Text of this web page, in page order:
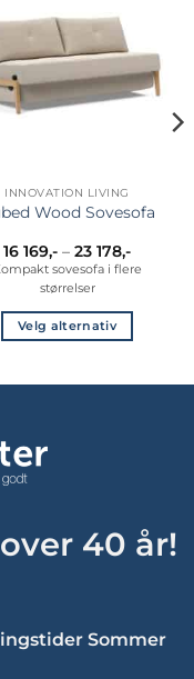
INNOVATION LIVING
Wood Sovesofa
16 169,- – 23 178,-
16
169,-
23
sovesofa i flere
størrelser
Velg alternativ
på
produktsiden
40 år!
Sommer